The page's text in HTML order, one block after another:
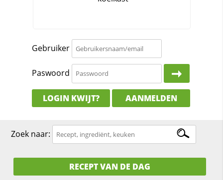
Gebruiker
Paswoord
LOGIN KWIJT? AANMELDEN
Zoek naar:
RECEPT VAN DE DAG